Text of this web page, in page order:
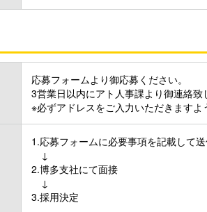
応募フォームより御応募ください。
3営業日以内にアト人事課より御連絡致
※必ずアドレスをご入力いただきますよ
1.応募フォームに必要事項を記載して
↓
2.博多支社にて面接
↓
3.採用決定